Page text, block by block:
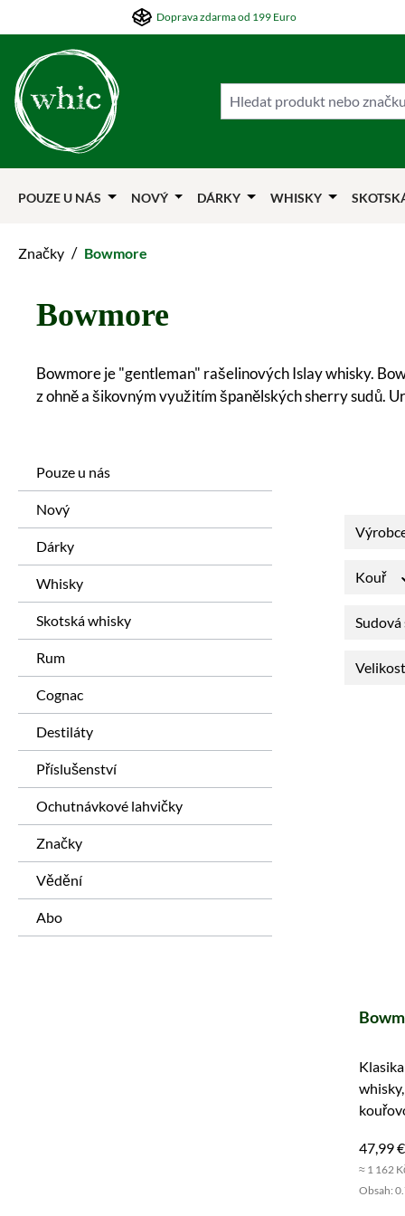
na hlavní obsah
Přejít na hlavní navigaciDoprava zdarma od 199 Euro
POUZE U NÁS NOVÝ DÁRKY WHISKY
Značky / Bowmore
Bowmore
Bowmore je "gentleman" rašelinových Islay whisky.
z ohně a šikovným využitím španělských sherry sudů.
Pouze u nás
Nový
Dárky
Whisky
Skotská whisky
Rum
Cognac
Destiláty
Příslušenství
Ochutnávkové lahvičky
Značky
Vědění
Abo
Kouř
47,99 €
≈ 1 162
Obsah: